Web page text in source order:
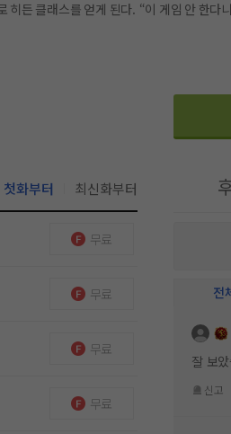
레*님 무료쿠폰 4개 획
레*님 무료쿠폰 4개 획
인*님 레어뽑기권 1개
인*님 레어뽑기권 1개
의 모험이 시작된다!
첫화부터 최신화부터
무료
무료
무료
무료
전
잘 보
신고